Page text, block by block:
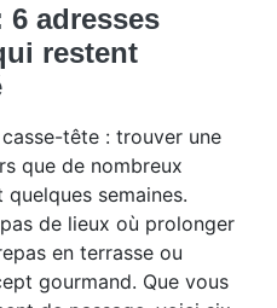
6 adresses
restent
tête : trouver une
que de nombreux
semaines.
de lieux où prolonger
en terrasse ou
gourmand. Que vous